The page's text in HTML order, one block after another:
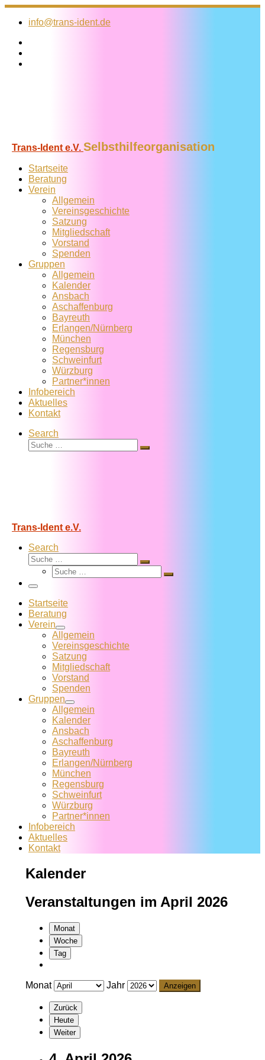
Zum
Inhalt
info@trans-ident.de
Trans-Ident e.V. Selbsthilfeorganisation
Startseite
Beratung
Verein
Allgemein
Vereins­geschichte
Satzung
Mitglied­schaft
Vorstand
Spenden
Gruppen
Allgemein
Kalender
Ansbach
Aschaffenburg
Bayreuth
Erlangen/Nürnberg
München
Regensburg
Schweinfurt
Würzburg
Partner*innen
Infobereich
Aktuelles
Kontakt
Search
Suche
Suche
Trans-Ident e.V.
Search
Suche
Suche
Suche
Suche
Menü
Startseite
Beratung
Verein
Allgemein
Vereins­geschichte
Satzung
Mitglied­schaft
Vorstand
Spenden
Gruppen
Allgemein
Kalender
Ansbach
Aschaffenburg
Bayreuth
Erlangen/Nürnberg
München
Regensburg
Schweinfurt
Würzburg
Partner*innen
Infobereich
Aktuelles
Kontakt
Kalender
Veranstaltungen im April 2026
Monat
Woche
Tag
Monat Jahr
Zurück
Heute
Weiter